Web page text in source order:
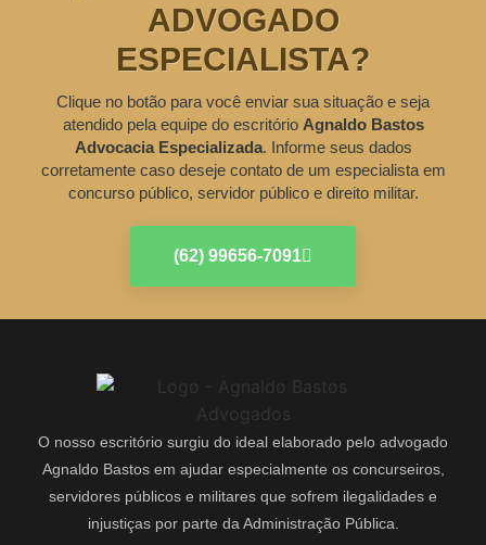
ADVOGADO
ESPECIALISTA?
Clique no botão para você enviar sua situação e seja
atendido pela equipe do escritório Agnaldo Bastos
Advocacia Especializada. Informe seus dados
corretamente caso deseje contato de um especialista em
concurso público, servidor público e direito militar.
(62) 99656-7091
O nosso escritório surgiu do ideal elaborado pelo advogado
Agnaldo Bastos em ajudar especialmente os concurseiros,
servidores públicos e militares que sofrem ilegalidades e
injustiças por parte da Administração Pública.